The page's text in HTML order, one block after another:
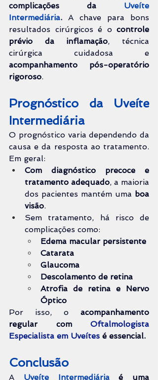
complicações da Uveíte
Intermediária. A chave para bons
resultados cirúrgicos é o controle
prévio da inflamação, técnica
acompanhamento pós-operatório
rigoroso.
Prognóstico da Uveíte
Intermediária
O prognóstico varia dependendo da
causa e da resposta ao tratamento.
Em geral:
Com diagnóstico precoce e
tratamento adequado, a maioria
dos pacientes mantém uma boa
visão.
Sem tratamento, há risco de
complicações como:
Edema macular persistente
Catarata
Glaucoma
Descolamento de retina
Atrofia de retina e Nervo
Óptico
Por isso, o acompanhamento
regular com Oftalmologista
Especialista em Uveítes é essencial.
Conclusão
A Uveíte Intermediária
é uma